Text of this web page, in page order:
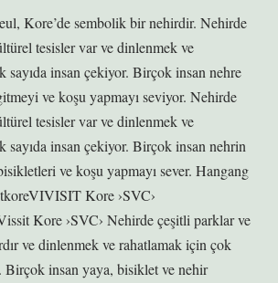
Kore’de sembolik bir nehirdir. Nehirde
tesisler var ve dinlenmek ve
sayıda insan çekiyor. Birçok insan nehre
ve koşu yapmayı seviyor. Nehirde
tesisler var ve dinlenmek ve
sayıda insan çekiyor. Birçok insan nehrin
ve koşu yapmayı sever. Hangang
Kore ›SVC›
Kore ›SVC› Nehirde çeşitli parklar ve
ve dinlenmek ve rahatlamak için çok
Birçok insan yaya, bisiklet ve nehir